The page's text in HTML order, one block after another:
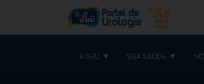
A SBU SUA SAÚDE